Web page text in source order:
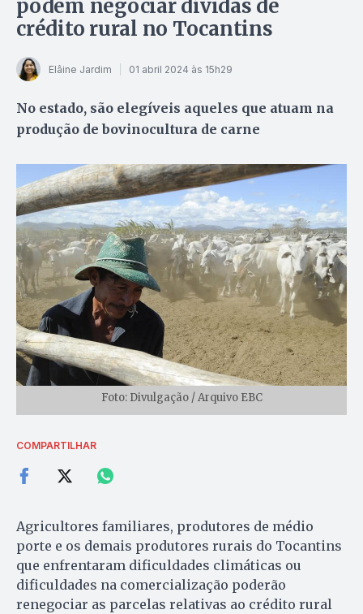
podem negociar dívidas de
crédito rural no Tocantins
Elâine Jardim 01 abril 2024 às 15h29
No estado, são elegíveis aqueles que atuam na
produção de bovinocultura de carne
Foto: Divulgação / Arquivo EBC
COMPARTILHAR
Agricultores familiares, produtores de médio
porte e os demais produtores rurais do Tocantins
que enfrentaram dificuldades climáticas ou
dificuldades na comercialização poderão
renegociar as parcelas relativas ao crédito rural